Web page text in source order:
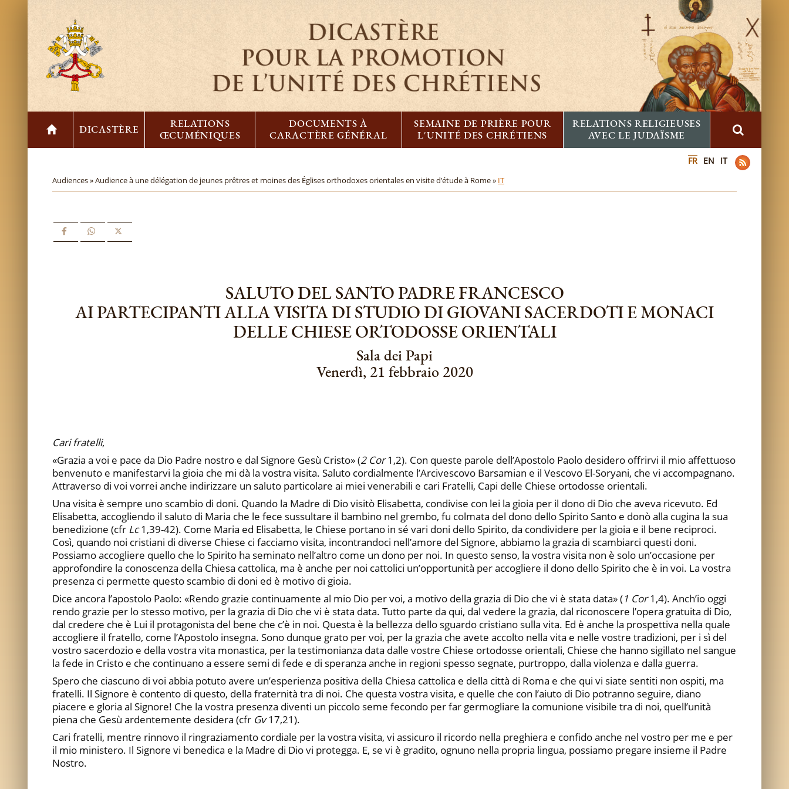
DICASTÈRE
RELATIONS
ŒCUMÉNIQUES
DOCUMENTS À
CARACTÈRE GÉNÉRAL
SEMAINE DE PRIÈRE POUR
L'UNITÉ DES CHRÉTIENS
RELATIONS RELIGIEUSES
AVEC LE JUDAÏSME
FR EN IT
Audiences »Audience à une délégation de jeunes prêtres et moines des Églises orthodoxes orientales en visite d'étude à Rome » IT
SALUTO DEL SANTO PADRE FRANCESCO
AI PARTECIPANTI ALLA VISITA DI STUDIO DI GIOVANI SACERDOTI E MONACI
DELLE CHIESE ORTODOSSE ORIENTALI
Sala dei Papi
Venerdì, 21 febbraio 2020
Cari fratelli,
«Grazia a voi e pace da Dio Padre nostro e dal Signore Gesù Cristo» (2 Cor1,2). Con queste parole dell’Apostolo Paolo desidero offrirvi il mio affettuoso
benvenuto e manifestarvi la gioia che mi dà la vostra visita. Saluto cordialmente l’Arcivescovo Barsamian e il Vescovo El-Soryani, che vi accompagnano.
Attraverso di voi vorrei anche indirizzare un saluto particolare ai miei venerabili e cari Fratelli, Capi delle Chiese ortodosse orientali.
Una visita è sempre uno scambio di doni. Quando la Madre di Dio visitò Elisabetta, condivise con lei la gioia per il dono di Dio che aveva ricevuto. Ed
Elisabetta, accogliendo il saluto di Maria che le fece sussultare il bambino nel grembo, fu colmata del dono dello Spirito Santo e donò alla cugina la sua
benedizione (cfr Lc1,39-42). Come Maria ed Elisabetta, le Chiese portano in sé vari doni dello Spirito, da condividere per la gioia e il bene reciproci.
Così, quando noi cristiani di diverse Chiese ci facciamo visita, incontrandoci nell’amore del Signore, abbiamo la grazia di scambiarci questi doni.
Possiamo accogliere quello che lo Spirito ha seminato nell’altro come un dono per noi. In questo senso, la vostra visita non è solo un’occasione per
approfondire la conoscenza della Chiesa cattolica, ma è anche per noi cattolici un’opportunità per accogliere il dono dello Spirito che è in voi. La vostra
presenza ci permette questo scambio di doni ed è motivo di gioia.
Dice ancora l’apostolo Paolo: «Rendo grazie continuamente al mio Dio per voi, a motivo della grazia di Dio che vi è stata data» (1 Cor1,4). Anch’io oggi
rendo grazie per lo stesso motivo, per la grazia di Dio che vi è stata data. Tutto parte da qui, dal vedere la grazia, dal riconoscere l’opera gratuita di Dio,
dal credere che è Lui il protagonista del bene che c’è in noi. Questa è la bellezza dello sguardo cristiano sulla vita. Ed è anche la prospettiva nella quale
accogliere il fratello, come l’Apostolo insegna. Sono dunque grato per voi, per la grazia che avete accolto nella vita e nelle vostre tradizioni, per i sì del
vostro sacerdozio e della vostra vita monastica, per la testimonianza data dalle vostre Chiese ortodosse orientali, Chiese che hanno sigillato nel sangue
la fede in Cristo e che continuano a essere semi di fede e di speranza anche in regioni spesso segnate, purtroppo, dalla violenza e dalla guerra.
Spero che ciascuno di voi abbia potuto avere un’esperienza positiva della Chiesa cattolica e della città di Roma e che qui vi siate sentiti non ospiti, ma
fratelli. Il Signore è contento di questo, della fraternità tra di noi. Che questa vostra visita, e quelle che con l’aiuto di Dio potranno seguire, diano
piacere e gloria al Signore! Che la vostra presenza diventi un piccolo seme fecondo per far germogliare la comunione visibile tra di noi, quell’unità
piena che Gesù ardentemente desidera (cfr Gv17,21).
Cari fratelli, mentre rinnovo il ringraziamento cordiale per la vostra visita, vi assicuro il ricordo nella preghiera e confido anche nel vostro per me e per
il mio ministero. Il Signore vi benedica e la Madre di Dio vi protegga. E, se vi è gradito, ognuno nella propria lingua, possiamo pregare insieme il Padre
Nostro.